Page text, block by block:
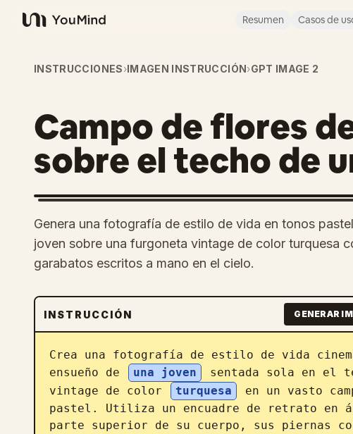
YouMind
Resumen Casos de
INSTRUCCIONES›IMAGEN INSTRUCCIÓN›GPT IMAGE 2
Campo de flores
sobre el techo de
Genera una fotografía de estilo de vida en tonos
joven sobre una furgoneta vintage de color turquesa
garabatos escritos a mano en el cielo.
INSTRUCCIÓN GENERAR
Crea una fotografía de estilo de vida
ensueño de
una joven
sentada sola en el
vintage de color
turquesa
en un vasto
pastel. Utiliza un encuadre de retrato en
parte superior de su cuerpo, sus piernas